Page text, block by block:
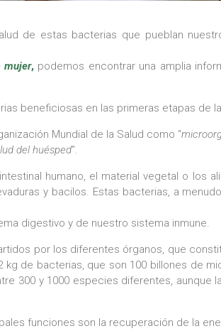
de estas bacterias que pueblan
mujer, podemos encontrar una amplia
beneficiosas en las primeras etapas de
Mundial de la Salud como “
del huésped”.
humano, el material vegetal o los
y bacilos. Estas bacterias, a
digestivo y de nuestro sistema inmune.
por los diferentes órganos, que
de bacterias, que son 100 billones de
300 y 1000 especies diferentes, aunque
funciones son la recuperación de la